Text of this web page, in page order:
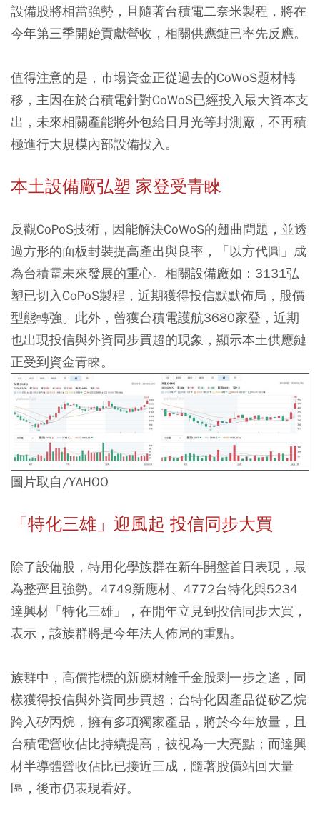
設備股將相當強勢，且隨著台積電二奈米製程，將在
今年第三季開始貢獻營收，相關供應鏈已率先反應。
值得注意的是，市場資金正從過去的CoWoS題材轉
移，主因在於台積電針對CoWoS已經投入最大資本支
出，未來相關產能將外包給日月光等封測廠，不再積
極進行大規模內部設備投入。
本土設備廠弘塑 家登受青睞
反觀CoPoS技術，因能解決CoWoS的翹曲問題，並透
過方形的面板封裝提高產出與良率，「以方代圓」成
為台積電未來發展的重心。相關設備廠如：3131弘
塑已切入CoPoS製程，近期獲得投信默默佈局，股價
型態轉強。此外，曾獲台積電護航3680家登，近期
也出現投信與外資同步買超的現象，顯示本土供應鏈
正受到資金青睞。
圖片取自/YAHOO
「特化三雄 」 迎風起 投信同步大買
除了設備股，特用化學族群在新年開盤首日表現，最
為整齊且強勢。4749新應材、4772台特化與5234
達興材「特化三雄」，在開年立見到投信同步大買，
表示，該族群將是今年法人佈局的重點。
族群中，高價指標的新應材離千金股剩一步之遙，同
樣獲得投信與外資同步買超；台特化因產品從矽乙烷
跨入矽丙烷，擁有多項獨家產品，將於今年放量，且
台積電營收佔比持續提高，被視為一大亮點；而達興
材半導體營收佔比已接近三成，隨著股價站回大量
區，後市仍表現看好。